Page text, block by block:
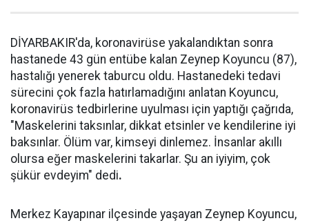
DİYARBAKIR'da, koronavirüse yakalandıktan sonra
hastanede 43 gün entübe kalan Zeynep Koyuncu (87),
hastalığı yenerek taburcu oldu. Hastanedeki tedavi
sürecini çok fazla hatırlamadığını anlatan Koyuncu,
koronavirüs tedbirlerine uyulması için yaptığı çağrıda,
"Maskelerini taksınlar, dikkat etsinler ve kendilerine iyi
baksınlar. Ölüm var, kimseyi dinlemez. İnsanlar akıllı
olursa eğer maskelerini takarlar. Şu an iyiyim, çok
şükür evdeyim" dedi.
Merkez Kayapınar ilçesinde yaşayan Zeynep Koyuncu,